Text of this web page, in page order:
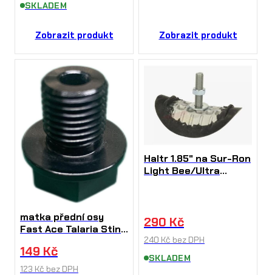
SKLADEM
Zobrazit produkt Zobrazit produkt
matka přední osy
Fast Ace Talaria Sting
149 Kč
123 Kč bez DPH
Haltr 1.85" na Sur-Ron
Light Bee/Ultra
290 Kč
240 Kč bez DPH
SKLADEM